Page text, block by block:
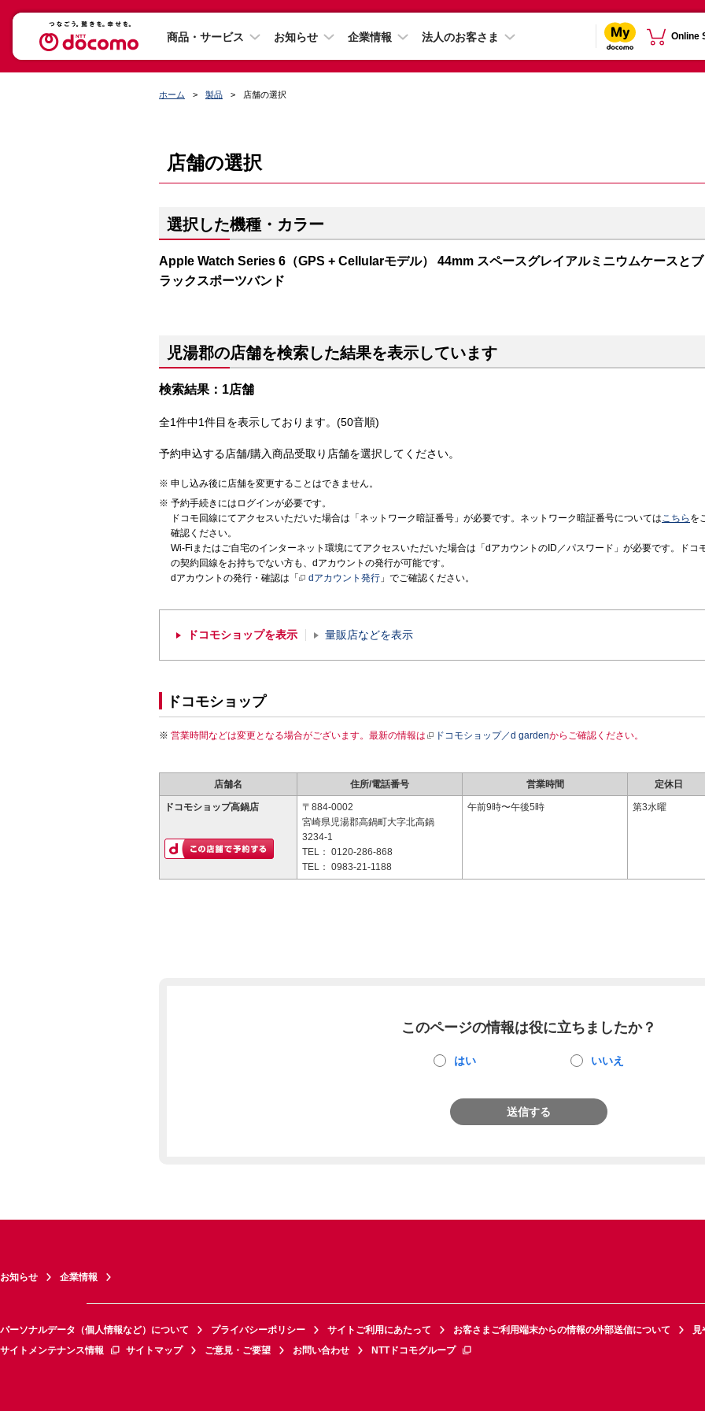
商品・サービス お知らせ 企業情報 法人のお客さま Online
ホーム 製品 店舗の選択
店舗の選択
選択した機種・カラー
Apple Watch Series 6（GPS + Cellularモデル） 44mm スペースグレイアルミニウムケースとブ
ラックスポーツバンド
児湯郡の店舗を検索した結果を表示しています
検索結果：1店舗
全1件中1件目を表示しております。(50音順)
予約申込する店舗/購入商品受取り店舗を選択してください。
申し込み後に店舗を変更することはできません。
予約手続きにはログインが必要です。
ドコモ回線にてアクセスいただいた場合は「ネットワーク暗証番号」が必要です。ネットワーク暗証番号についてはこちら を
確認ください。
Wi-Fiまたはご自宅のインターネット環境にてアクセスいただいた場合は「dアカウントのID／パスワード」が必要です。ドコ
の契約回線をお持ちでない方も、dアカウントの発行が可能です。
dアカウントの発行・確認は「
dアカウント発行 」でご確認ください。
ドコモショップを表示 量販店などを表示
ドコモショップ
営業時間などは変更となる場合がございます。最新の情報は ドコモショップ／d gardenからご確認ください。
店舗名 住所/電話番号 営業時間 定休日
ドコモショップ高鍋店
〒884-0002
宮崎県児湯郡高鍋町大字北高鍋
3234-1
TEL： 0120-286-868
TEL： 0983-21-1188
午前9時〜午後5時 第3水曜
このページの情報は役に立ちましたか？
はい いいえ
送信する
お知らせ 企業情報
パーソナルデータ（個人情報など）について プライバシーポリシー サイトご利用にあたって お客さまご利用端末からの情報の外部送信について
見
サイトメンテナンス情報
サイトマップ ご意見・ご要望 お問い合わせ NTTドコモグループ